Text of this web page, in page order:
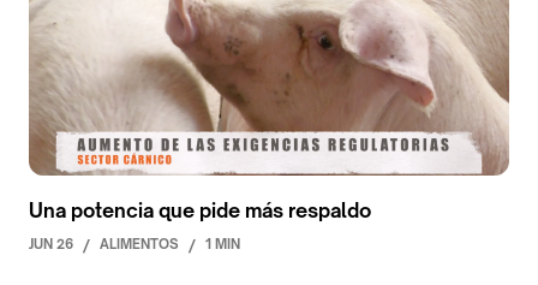
Una potencia que pide más respaldo
JUN 26 / ALIMENTOS / 1 MIN